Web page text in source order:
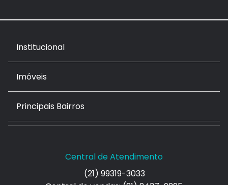
Institucional
Imóveis
Principais Bairros
Central de Atendimento
(21) 99319-3033